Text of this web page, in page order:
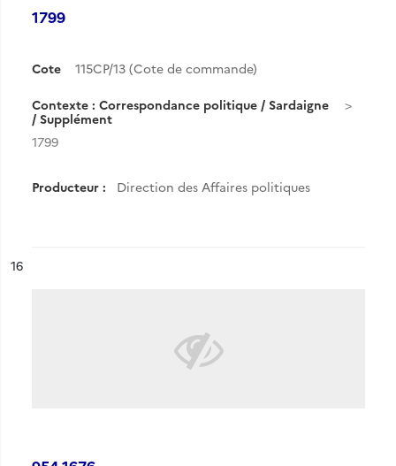
1799
Cote 115CP/13 (Cote de commande)
Contexte : Correspondance politique / Sardaigne
/ Supplément
1799
Producteur : Direction des Affaires politiques
n°
16